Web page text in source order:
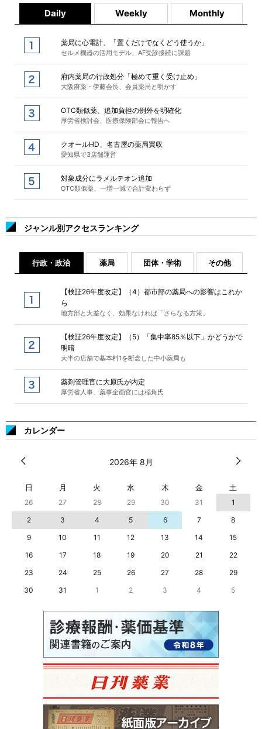
Daily Weekly Monthly
薬局に心電計、「置くだけでなくどう使うか」
セルメ機器の活用モデル、AF受診接続に課題
府内薬局の行政処分「極めて重く受け止め」
大阪府薬・伊藤会長、会員薬局と明かす
OTC類似薬、追加負担の例外を明確化
厚労省検討会、医療保険部会に報告へ
クオールHD、名古屋の薬局買収
愛知県で3店舗運営
対象成分にラメルテオン追加
OTC類似薬、一増一減で合計変わらず
ジャンル別アクセスランキング
行政・政治 薬局 団体・学術 その他
【検証26年度改定】（4）都市部の薬局への影響はこれか
ら
地方部と大差なく、効果なければ「さらなる方策」
【検証26年度改定】（5）「集中率85％以下」かどうかで
明暗
大半の店舗で基本料1を断念した中小薬局も
薬剤管理官に大原氏が内定
厚労省人事、薬事企画官には稲角氏
カレンダー
2026年 8月
日 月 火 水 木 金 土
26 27 28 29 30 31
1
2
3 4 5 6 7
8
9
10 11 12 13 14
15
16
17 18 19 20 21
22
23
24 25 26 27 28
29
30
31 1 2 3 4 5